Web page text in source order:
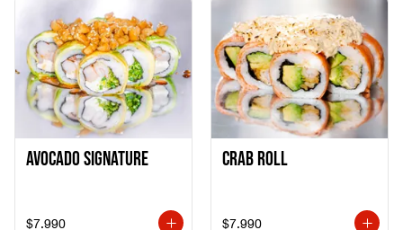
AVOCADO SIGNATURE
$7.990
CRAB ROLL
$7.990